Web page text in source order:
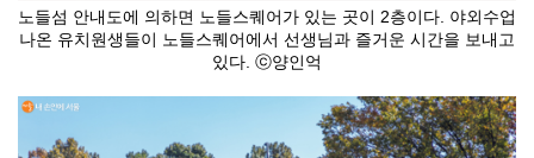
노들섬 안내도에 의하면 노들스퀘어가 있는 곳이 2층이다. 야외수업
나온 유치원생들이 노들스퀘어에서 선생님과 즐거운 시간을 보내고
있다. ⓒ양인억